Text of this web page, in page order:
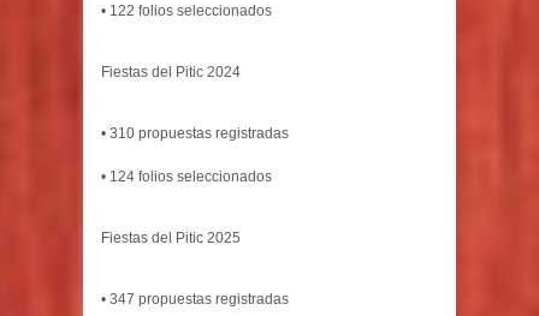
• 122 folios seleccionados
Fiestas del Pitic 2024
• 310 propuestas registradas
• 124 folios seleccionados
Fiestas del Pitic 2025
• 347 propuestas registradas